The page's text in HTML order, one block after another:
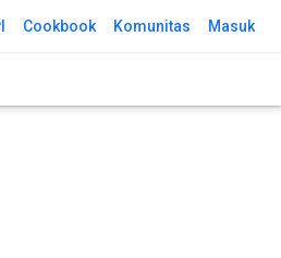
Cookbook Komunitas Masuk